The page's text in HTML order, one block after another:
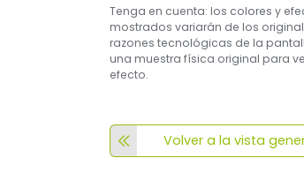
Tenga en cuenta: los colores y
mostrados variarán de los
razones tecnológicas de la
una muestra física original para
efecto.
Volver a la vista